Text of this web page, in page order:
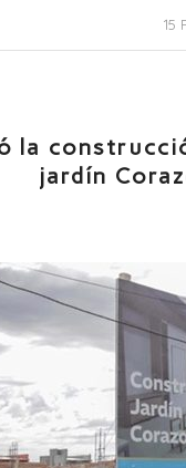
15
la
jardín